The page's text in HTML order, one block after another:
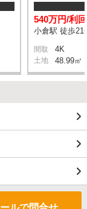
540万円/利
小倉駅 徒歩21
間取 4K
土地 48.99㎡